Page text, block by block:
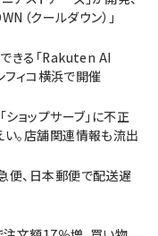
（クールダウン）」
きる「Rakuten AI
フィコ横浜で開催
ョップサーブ」に不正
。店舗関連情報も流出
便、日本郵便で配送遅